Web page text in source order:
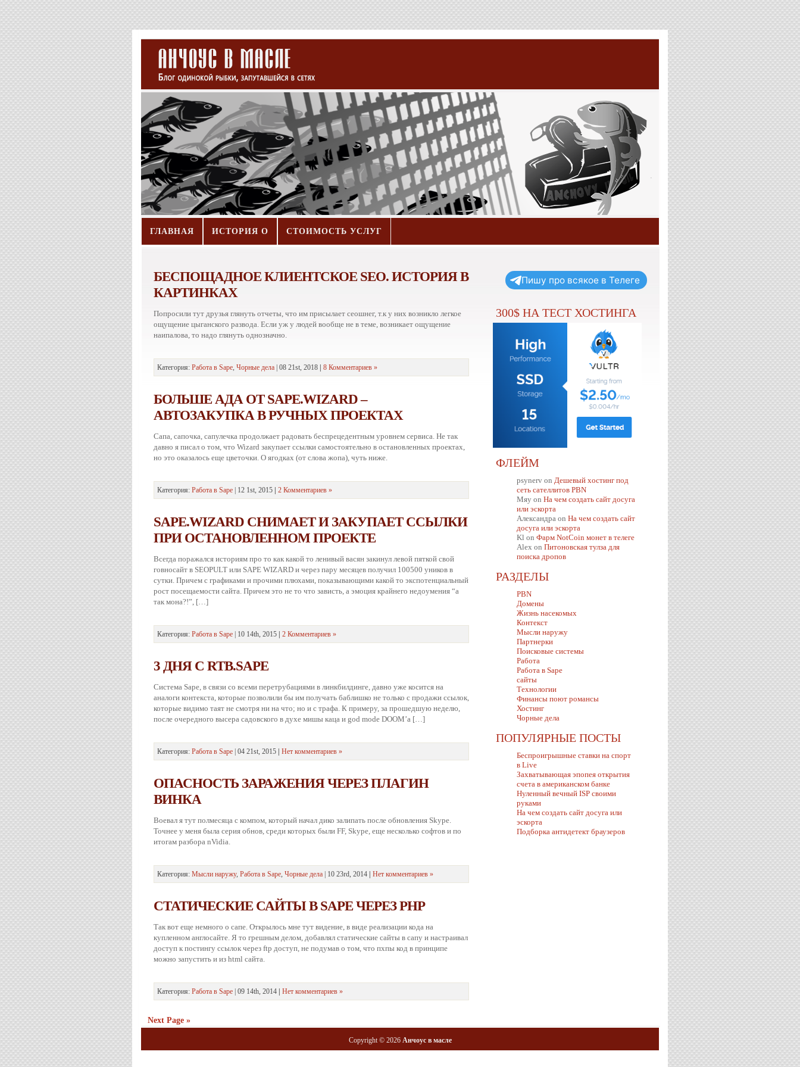
ГЛАВНАЯ ИСТОРИЯ О СТОИМОСТЬ УСЛУГ
БЕСПОЩАДНОЕ КЛИЕНТСКОЕ SEO. ИСТОРИЯ В
КАРТИНКАХ
Попросили тут друзья глянуть отчеты, что им присылает сеошнег, т.к у них возникло легкое
ощущение цыганского развода. Если уж у людей вообще не в теме, возникает ощущение
наипалова, то надо глянуть однозначно.
Категория: Работа в Sape, Чорные дела | 08 21st, 2018 8 Комментариев »
БОЛЬШЕ АДА ОТ SAPE.WIZARD –
АВТОЗАКУПКА В РУЧНЫХ ПРОЕКТАХ
Сапа, сапочка, сапулечка продолжает радовать беспрецедентным уровнем сервиса. Не так
давно я писал о том, что Wizard закупает ссылки самостоятельно в остановленных проектах,
но это оказалось еще цветочки. О ягодках (от слова жопа), чуть ниже.
Категория: Работа в Sape | 12 1st, 2015 2 Комментариев »
SAPE.WIZARD СНИМАЕТ И ЗАКУПАЕТ ССЫЛКИ
ПРИ ОСТАНОВЛЕННОМ ПРОЕКТЕ
Всегда поражался историям про то как какой то ленивый васян закинул левой пяткой свой
говносайт в SEOPULT или SAPE WIZARD и через пару месяцев получил 100500 уников в
сутки. Причем с графиками и прочими плюхами, показывающими какой то экспотенциальный
рост посещаемости сайта. Причем это не то что зависть, а эмоция крайнего недоумения “а
так мона?!”, […]
Категория: Работа в Sape | 10 14th, 2015 2 Комментариев »
3 ДНЯ С RTB.SAPE
Система Sape, в связи со всеми перетрубациями в линкбилдинге, давно уже косится на
аналоги контекста, которые позволили бы им получать баблишко не только с продажи ссылок,
которые видимо таят не смотря ни на что; но и с трафа. К примеру, за прошедшую неделю,
после очередного высера садовского в духе мишы каца и god mode DOOM’а […]
Категория: Работа в Sape | 04 21st, 2015 Нет комментариев »
ОПАСНОСТЬ ЗАРАЖЕНИЯ ЧЕРЕЗ ПЛАГИН
ВИНКА
Воевал я тут полмесяца с компом, который начал дико залипать после обновления Skype.
Точнее у меня была серия обнов, среди которых были FF, Skype, еще несколько софтов и по
итогам разбора nVidia.
Категория: Мысли наружу, Работа в Sape, Чорные дела | 10 23rd, 2014 Нет комментариев »
СТАТИЧЕСКИЕ САЙТЫ В SAPE ЧЕРЕЗ PHP
Так вот еще немного о сапе. Открылось мне тут видение, в виде реализации кода на
купленном англосайте. Я то грешным делом, добавлял статические сайты в сапу и настраивал
доступ к постингу ссылок через ftp доступ, не подумав о том, что пхпы код в принципе
можно запустить и из html сайта.
Категория: Работа в Sape | 09 14th, 2014 Нет комментариев »
Next Page »
Пишу про всякое в Телеге
300$ НА ТЕСТ ХОСТИНГА
ФЛЕЙМ
psynerv on Дешевый хостинг под
сеть сателлитов PBN
Мяу on На чем создать сайт досуга
или эскорта
Александра on На чем создать сайт
досуга или эскорта
Kl on Фарм NotCoin монет в телеге
Alex on Питоновская тулза для
поиска дропов
РАЗДЕЛЫ
PBN
Домены
Жизнь насекомых
Контекст
Мысли наружу
Партнерки
Поисковые системы
Работа
Работа в Sape
сайты
Технологии
Финансы поют романсы
Хостинг
Чорные дела
ПОПУЛЯРНЫЕ ПОСТЫ
Беспроигрышные ставки на спорт
в Live
Захватывающая эпопея открытия
счета в американском банке
Нуленный вечный ISP своими
руками
На чем создать сайт досуга или
эскорта
Подборка антидетект браузеров
Copyright © 2026 Анчоус в масле